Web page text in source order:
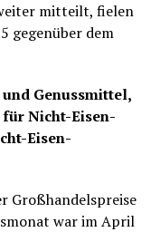
mitteilt, fielen
gegenüber dem
Genussmittel,
für Nicht-Eisen-
Eisen-
Großhandelspreise
war im April